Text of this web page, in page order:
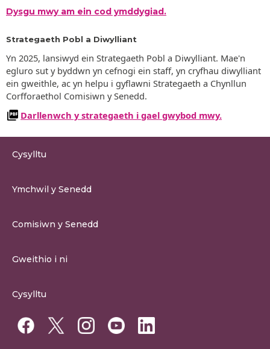
Dysgu mwy am ein cod ymddygiad.
Strategaeth Pobl a Diwylliant
Yn 2025, lansiwyd ein Strategaeth Pobl a Diwylliant. Mae'n
egluro sut y byddwn yn cefnogi ein staff, yn cryfhau diwylliant
ein gweithle, ac yn helpu i gyflawni Strategaeth a Chynllun
Corfforaethol Comisiwn y Senedd.
Darllenwch y strategaeth i gael gwybod mwy.
Cysylltu
Cysylltu â Senedd Cymru
Ymchwil y Senedd
Comisiwn y Senedd
Fframwaith Llywodraethu Corfforaethol y Comisiwn
Gweithio i ni
Gweithio i Aelod Senedd
Cysylltu